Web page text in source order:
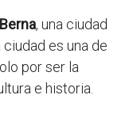
Berna, una ciudad
es una de
por ser la
e historia.